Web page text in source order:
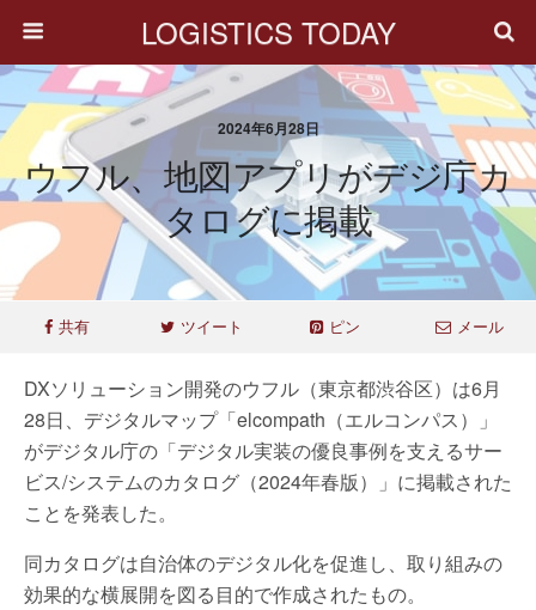
LOGISTICS TODAY
2024年6月28日
ウフル、地図アプリがデジ庁カ
タログに掲載
共有 ツイート ピン メール
DXソリューション開発のウフル（東京都渋谷区）は6月
28日、デジタルマップ「elcompath（エルコンパス）」
がデジタル庁の「デジタル実装の優良事例を支えるサー
ビス/システムのカタログ（2024年春版）」に掲載された
ことを発表した。
同カタログは自治体のデジタル化を促進し、取り組みの
効果的な横展開を図る目的で作成されたもの。